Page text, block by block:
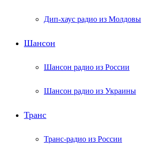
Дип-хаус радио из Молдовы
Шансон
Шансон радио из России
Шансон радио из Украины
Транс
Транс-радио из России